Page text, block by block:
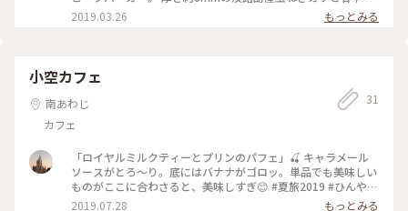
炊かれた淡路牛のバーガー🍔 まずいわけがない！おっ美味し
いぃ〜😆💕 サイドメニューの〈スウィーツオニオンリング〉
ツバーガー〉にはありつけなかった😭 すでに完売…本店のみ1
日10個限定😑 淡路牛のレアカツ食べたかったよぉ〜😩ショッ
ク〜 #食べる #休憩 #軽食 #間食 #ハンバーガー #オニオンリン
グ #あわじ島バーガー #あわじ島オニオンビーフバーガー #あ
わじ島スウィーツオニオンリング #あわじ島季節のフルーツテ
兵庫 #南あわじ #ことりっぷ淡路島・鳴門 #カフー
2019.03.26 もっとみる
小空カフェ
南あわじ
カフェ
31
「ロイヤルミルクティーとプリンのパフェ」🍒 キャラメール
ソースがとろ〜り。底にはバナナがゴロッ。単品でも美味しい
ものがここに合わさると、美味しすぎ😊 #夏旅2019 #ひんやり
スイーツ #カフェ
2019.07.28
もっとみる